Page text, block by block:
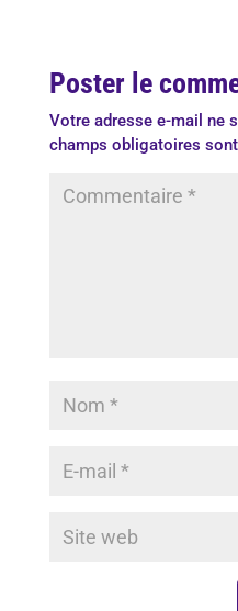
Poster le
Votre adresse e-mail ne
champs obligatoires